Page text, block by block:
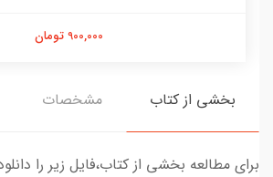
900,000 تومان
بخشی از کتاب مشخصات
برای مطالعه بخشی از کتاب،فایل زیر را